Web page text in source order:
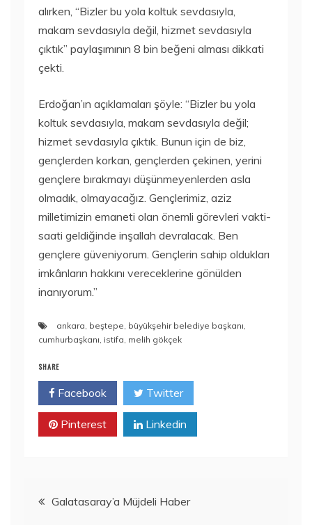
alırken, “Bizler bu yola koltuk sevdasıyla,
makam sevdasıyla değil, hizmet sevdasıyla
çıktık” paylaşımının 8 bin beğeni alması dikkati
çekti.
Erdoğan’ın açıklamaları şöyle: “Bizler bu yola
koltuk sevdasıyla, makam sevdasıyla değil;
hizmet sevdasıyla çıktık. Bunun için de biz,
gençlerden korkan, gençlerden çekinen, yerini
gençlere bırakmayı düşünmeyenlerden asla
olmadık, olmayacağız. Gençlerimiz, aziz
milletimizin emaneti olan önemli görevleri vakti-
saati geldiğinde inşallah devralacak. Ben
gençlere güveniyorum. Gençlerin sahip oldukları
imkânların hakkını vereceklerine gönülden
inanıyorum.”
ankara, beştepe, büyükşehir belediye başkanı,
cumhurbaşkanı, istifa, melih gökçek
SHARE
Facebook Twitter
Pinterest Linkedin
YazıGalatasaray’a Müjdeli Haber